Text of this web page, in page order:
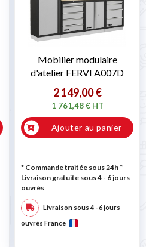
Mobilier modulaire
d'atelier FERVI A007D
2 149,00 €
1 761,48 € HT
Ajouter au panier
* Commande traitée sous 24h*
Livraison gratuite sous 4 - 6 jours
ouvrés
Livraison sous 4 - 6 jours
ouvrés France